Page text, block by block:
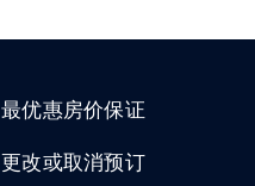
最优惠房价保证
更改或取消预订